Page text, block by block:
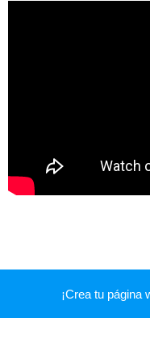
¡Crea tu página